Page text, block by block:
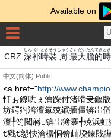
Available on
CRZ 深
しん
祁
け
時
とき
裝
そう
周
しゅう
最大
さいだい
膽
たん
的
てき
時
とき
中文(简体) Public
<a href="http://
忓ぉ鐐哄ぇ瀹跺付渚嗗叏鏂
坊鍔犳洿澶氱殑鑹插僵锛岀
澶╀笉閲嶈锛岀簿褰╃殑浜
€戣€愬悏瀹樼恫锛屾垜鍊戝